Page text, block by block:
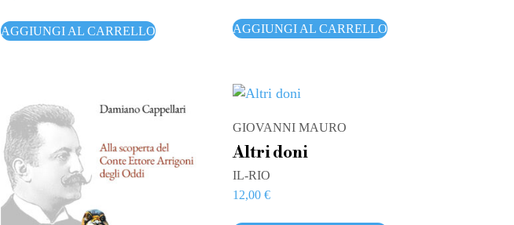
AGGIUNGI AL CARRELLO AGGIUNGI AL CARRELLO
GIOVANNI MAURO
Altri doni
IL-RIO
12,00€